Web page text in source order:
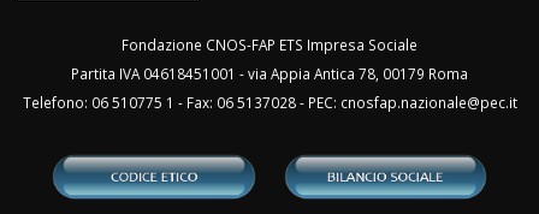
Fondazione CNOS-FAP ETS Impresa Sociale
Partita IVA 04618451001 - via Appia Antica 78, 00179 Roma
Telefono: 06 510775 1 - Fax: 06 5137028 - PEC: cnosfap.nazionale@pec.it